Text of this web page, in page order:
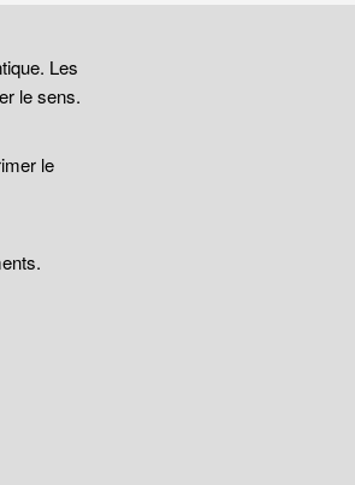
Les
le sens.
le